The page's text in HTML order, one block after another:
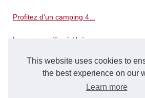
This website uses cookies to
the best experience on our
Learn more
Profitez d'un camping 4...
Louez un voilier à Hyères...
Les avantages de choisir un...
Pourquoi Time Square est-il...